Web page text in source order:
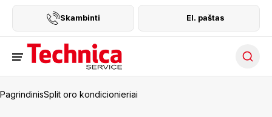
Skambinti El. paštas
PagrindinisSplit oro kondicionieriai